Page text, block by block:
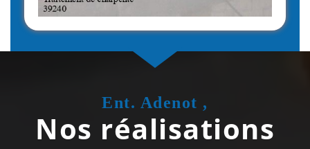
Ent. Adenot ,
Nos réalisations